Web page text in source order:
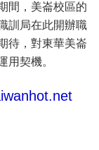
間，美崙校區的
訓局在此開辦職
待，對東華美崙
用契機。